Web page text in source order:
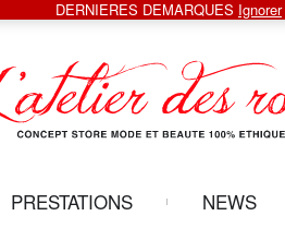
PRESTATIONS NEWS
DERNIERES DEMARQUES Ignorer